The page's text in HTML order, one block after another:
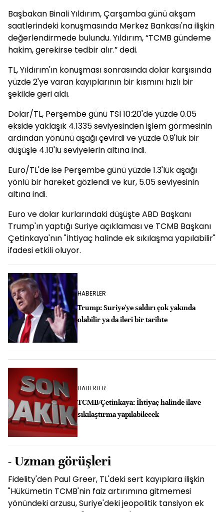
Başbakan Binali Yıldırım, Çarşamba günü akşam
saatlerindeki konuşmasında Merkez Bankası'na ilişkin
değerlendirmede bulundu. Yıldırım, “TCMB gündeme
hakim, gerekirse tedbir alır.” dedi.
TL, Yıldırım'ın konuşması sonrasında dolar karşısında
yüzde 2'ye varan kayıplarının bir kısmını hızlı bir
şekilde geri aldı.
Dolar/TL, Perşembe günü TSİ 10:20'de yüzde 0.05
ekside yaklaşık 4.1335 seviyesinden işlem görmesinin
ardından yönünü aşağı çevirdi ve yüzde 0.9'luk bir
düşüşle 4.10'lu seviyelerin altına indi.
Euro/TL'de ise Perşembe günü yüzde 1.3'lük aşağı
yönlü bir hareket gözlendi ve kur, 5.05 seviyesinin
altına indi.
Euro ve dolar kurlarındaki düşüşte ABD Başkanı
Trump'ın yaptığı Suriye açıklaması ve TCMB Başkanı
Çetinkaya'nın "İhtiyaç halinde ek sıkılaşma yapılabilir"
ifadesi etkili oluyor.
HABERLER
Trump: Suriye'ye saldırı çok yakında
olabilir ya da ileri bir tarihte
HABERLER
TCMB/Çetinkaya: İhtiyaç halinde ilave
sıkılaştırma yapılabilecek
- Uzman görüşleri
Fidelity'den Paul Greer, TL'deki sert kayıplara ilişkin
"Hükümetin TCMB'nin faiz artırımına gitmemesi
yönündeki arzusu, Suriye'deki jeopolitik tansiyon ek